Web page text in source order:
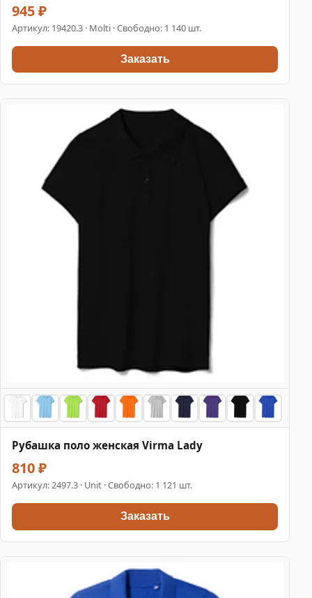
945 ₽
Артикул: 19420.3 · Molti · Свободно: 1 140 шт.
Заказать
Рубашка поло женская Virma Lady
810 ₽
Артикул:2497.3 · Unit · Свободно: 1 121 шт.
Заказать